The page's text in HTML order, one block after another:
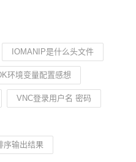
IOMANIP是什么头文件
环境变量配置感想
VNC登录用户名 密码
序输出结果